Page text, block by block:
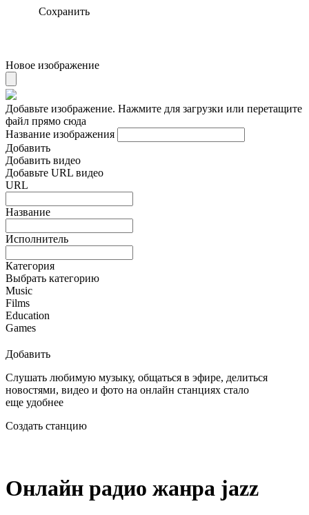
Сохранить
Новое изображение
Добавьте изображение. Нажмите для загрузки или перетащите
файл прямо сюда
Название изображения
Добавить
Добавить видео
Добавьте URL видео
URL
Название
Исполнитель
Категория
Выбрать категорию
Music
Films
Education
Games
Добавить
Слушать любимую музыку, общаться в эфире, делиться
новостями, видео и фото на онлайн станциях стало
еще удобнее
Создать станцию
Онлайн радио жанра jazz